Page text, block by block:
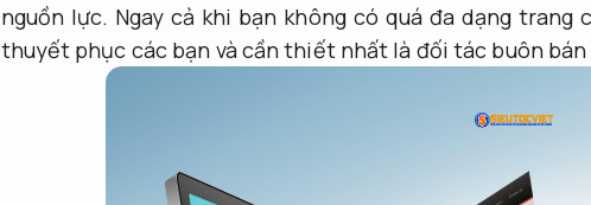
nguồn lực. Ngay cả khi bạn không có quá đa dạng trang
thuyết phục các bạn và cần thiết nhất là đối tác buôn bán